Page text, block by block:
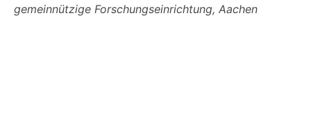
gemeinnützige Forschungseinrichtung, Aachen